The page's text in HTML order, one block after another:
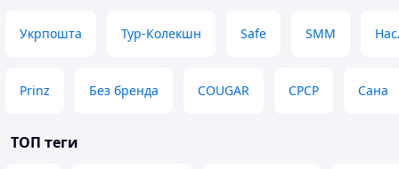
Укрпошта Тур-Колекшн Safe SMM
Prinz Без бренда COUGAR СРСР Сана
ТОП теги